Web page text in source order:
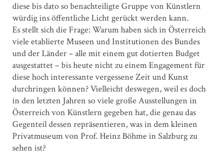
diese bis dato so benachteiligte Gruppe von Künstlern
würdig ins öffentliche Licht gerückt werden kann.
Es stellt sich die Frage: Warum haben sich in Österreich
viele etablierte Museen und Institutionen des Bundes
und der Länder – alle mit einem gut dotierten Budget
ausgestattet – bis heute nicht zu einem Engagement für
diese hoch interessante vergessene Zeit und Kunst
durchringen können? Vielleicht deswegen, weil es doch
in den letzten Jahren so viele große Ausstellungen in
Österreich von Künstlern gegeben hat, die genau das
Gegenteil dessen repräsentieren, was in dem kleinen
Privatmuseum von Prof. Heinz Böhme in Salzburg zu
sehen ist?